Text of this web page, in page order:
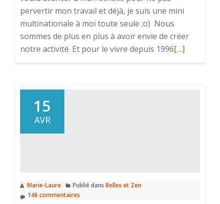
pervertir mon travail et déjà, je suis une mini
multinationale à moi toute seule ;o) Nous
sommes de plus en plus à avoir envie de créer
notre activité. Et pour le vivre depuis 1996En
[…]
15
AVR
Marie-Laure Publié dans Belles et Zen
146 commentaires